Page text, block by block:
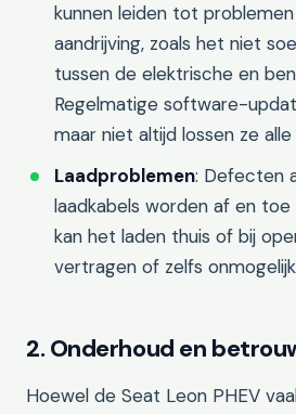
kunnen leiden tot
aandrijving, zoals het niet
tussen de elektrische en
Regelmatige software-
maar niet altijd lossen ze
Laadproblemen: Defecten
laadkabels worden af en
kan het laden thuis of bij
vertragen of zelfs
2. Onderhoud en
Hoewel de Seat Leon PHEV